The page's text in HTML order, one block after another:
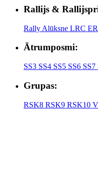
Rallijs &
Rally Alūksne LRC
Ātrumposmi:
SS3 SS4 SS5 SS6 SS7
Grupas:
RSK8 RSK9 RSK10